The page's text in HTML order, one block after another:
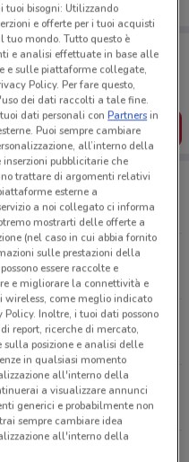
con te!
dei negozi vicino a te,
del risparmio, comodamente
L’APP
vicinanze
Torino
Torino
Torino
tuoi bisogni: Utilizzando
e offerte per i tuoi acquisti
mondo. Tutto questo è
e analisi effettuate in base alle
sulle piattaforme collegate,
Policy. Per fare questo,
dei dati raccolti a tale fine.
dati personali conPartnersin
Puoi sempre cambiare
all’interno della
inserzioni pubblicitarie che
trattare di argomenti relativi
esterne a
a noi collegato ci informa
mostrarti delle offerte a
(nel caso in cui abbia fornito
sulle prestazioni della
essere raccolte e
e migliorare la connettività e
wireless, come meglio indicato
Inoltre, i tuoi dati possono
report, ricerche di mercato,
posizione e analisi delle
in qualsiasi momento
all'interno della
a visualizzare annunci
generici e probabilmente non
sempre cambiare idea
all'interno della